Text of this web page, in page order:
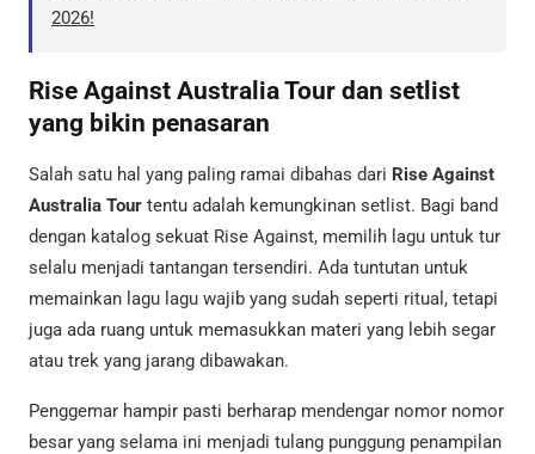
2026!
Rise Against Australia Tour dan setlist
yang bikin penasaran
Salah satu hal yang paling ramai dibahas dari Rise Against
Australia Tour tentu adalah kemungkinan setlist. Bagi band
dengan katalog sekuat Rise Against, memilih lagu untuk tur
selalu menjadi tantangan tersendiri. Ada tuntutan untuk
memainkan lagu lagu wajib yang sudah seperti ritual, tetapi
juga ada ruang untuk memasukkan materi yang lebih segar
atau trek yang jarang dibawakan.
Penggemar hampir pasti berharap mendengar nomor nomor
besar yang selama ini menjadi tulang punggung penampilan